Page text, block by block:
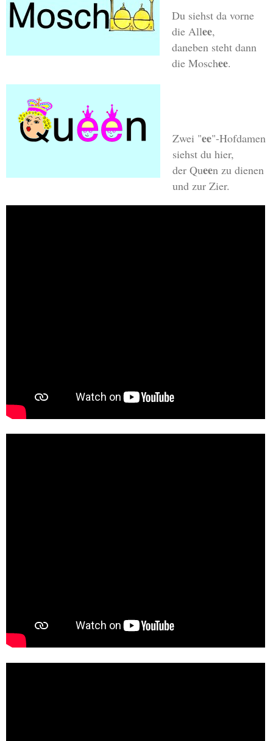
Du siehst da vorne
die Allee,
daneben steht dann
die Moschee.
Zwei "ee"-Hofdamen
siehst du hier,
der Queen zu dienen
und zur Zier.